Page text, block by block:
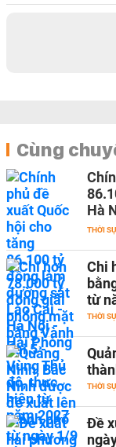
Cùng
Hà
THỜI SỰ
Chi
từ
THỜI SỰ
THỜI SỰ
Đề